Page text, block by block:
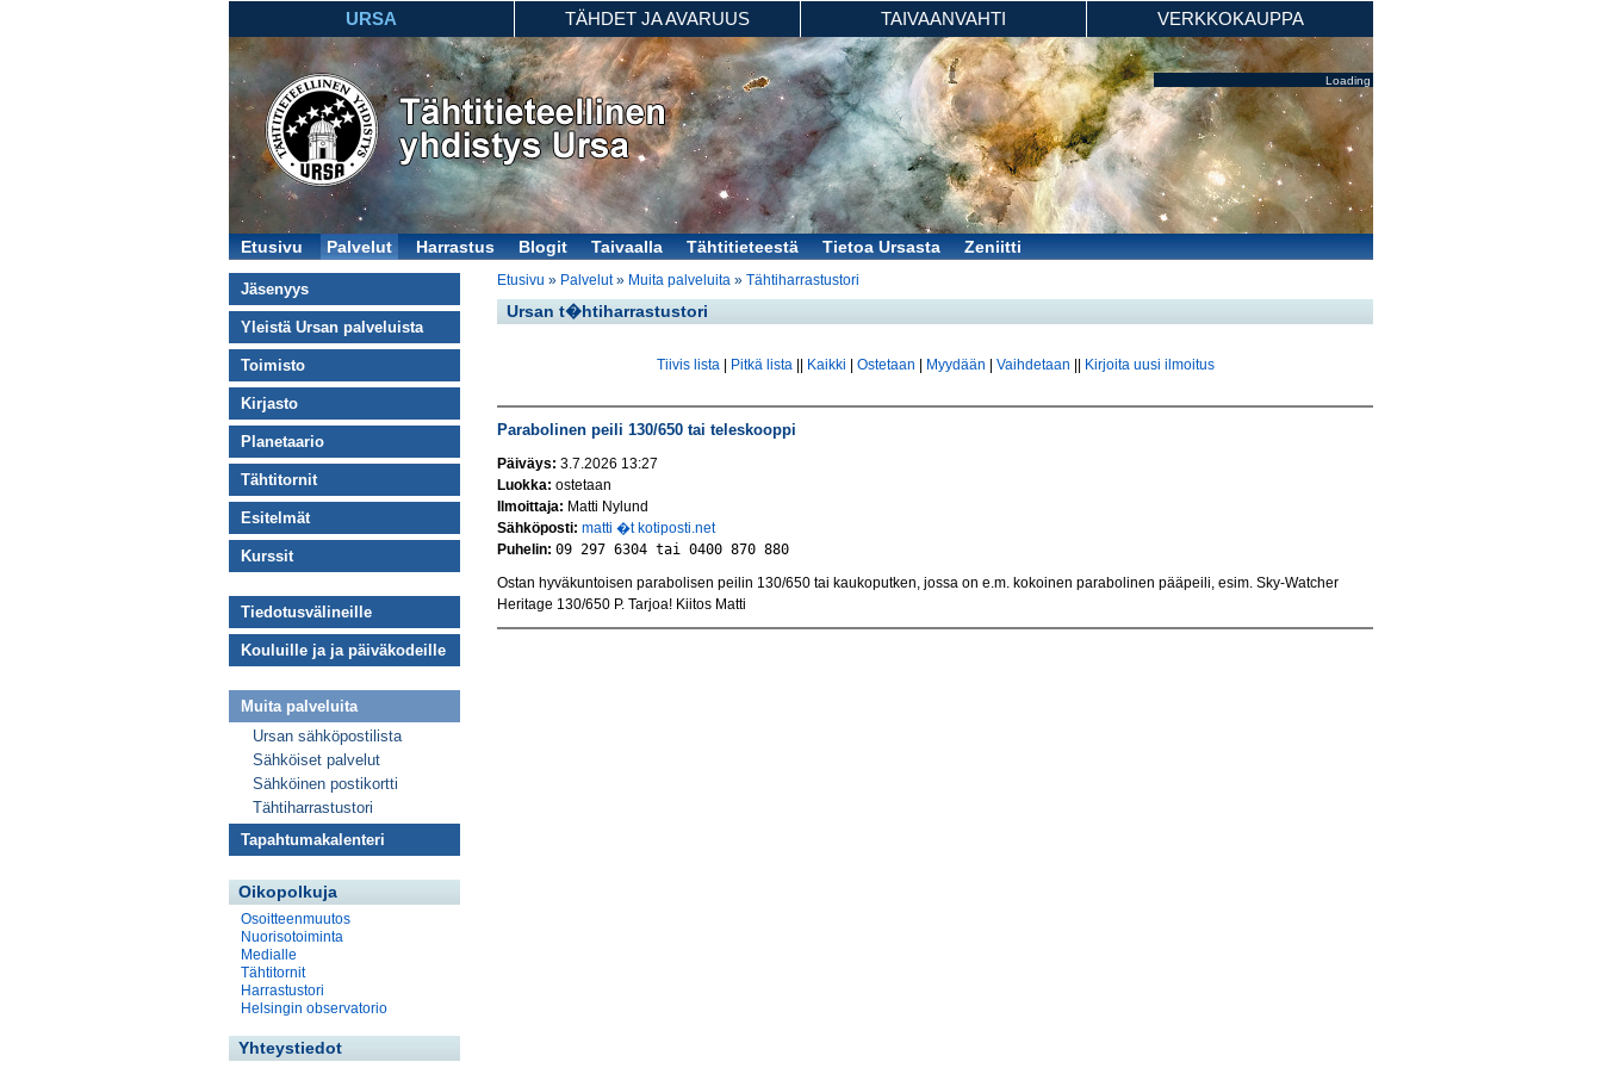
URSA TÄHDET JA AVARUUS TAIVAANVAHTI VERKKOKAUPPA
Loading
Etusivu Palvelut Harrastus Blogit Taivaalla Tähtitieteestä Tietoa Ursasta Zeniitti
Jäsenyys
Yleistä Ursan palveluista
Toimisto
Kirjasto
Planetaario
Tähtitornit
Esitelmät
Kurssit
Tiedotusvälineille
Kouluille ja ja päiväkodeille
Muita palveluita
Ursan sähköpostilista
Sähköiset palvelut
Sähköinen postikortti
Tähtiharrastustori
Tapahtumakalenteri
Oikopolkuja
Osoitteenmuutos
Nuorisotoiminta
Medialle
Tähtitornit
Harrastustori
Helsingin observatorio
Yhteystiedot
Etusivu » Palvelut» Muita palveluita » Tähtiharrastustori
Ursan t�htiharrastustori
Tiivis lista| Pitkä lista|| Kaikki Ostetaan Myydään Vaihdetaan Kirjoita uusi ilmoitus
Parabolinen peili 130/650 tai teleskooppi
Päiväys: 3.7.2026 13:27
Luokka: ostetaan
Ilmoittaja: Matti Nylund
Sähköposti: matti �t kotiposti.net
Puhelin: 09 297 6304 tai 0400 870 880
Ostan hyväkuntoisen parabolisen peilin 130/650 tai kaukoputken, jossa on e.m. kokoinen parabolinen pääpeili, esim. Sky-Watcher
Heritage 130/650 P. Tarjoa! Kiitos Matti